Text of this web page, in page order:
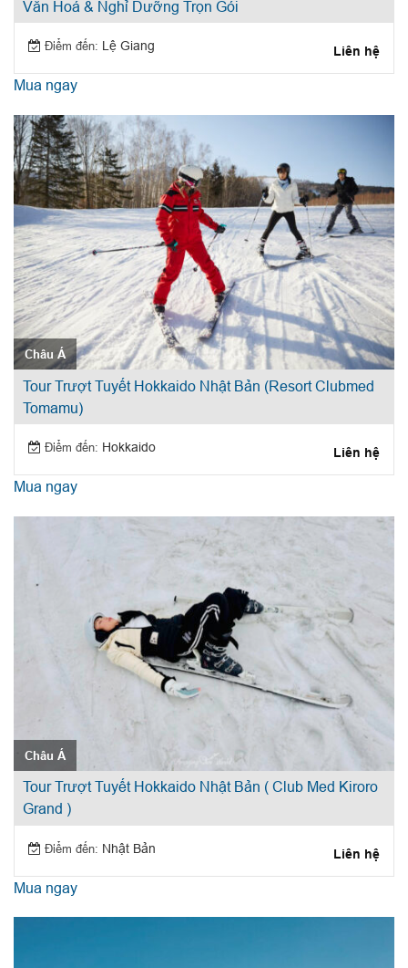
Văn Hoá & Nghỉ Dưỡng Trọn Gói
Điểm đến: Lệ Giang Liên hệ
Mua ngay
Châu Á
Tour Trượt Tuyết Hokkaido Nhật Bản (Resort Clubmed
Tomamu)
Điểm đến: Hokkaido Liên hệ
Mua ngay
Châu Á
Tour Trượt Tuyết Hokkaido Nhật Bản ( Club Med Kiroro
Grand )
Điểm đến: Nhật Bản Liên hệ
Mua ngay